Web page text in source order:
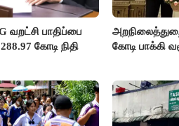
வறட்சி பாதிப்பை
கோடி நிதி
கோடி பாக்கி